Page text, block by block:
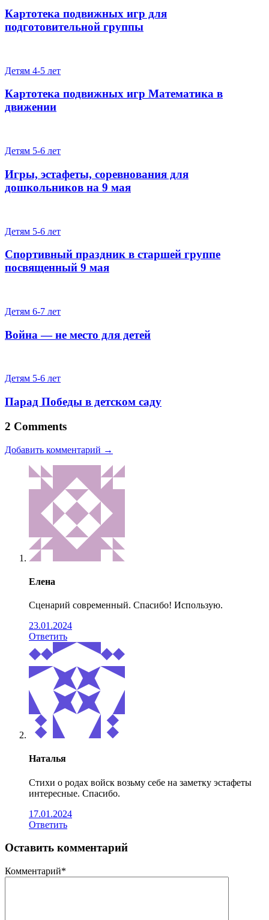
Картотека подвижных игр для
подготовительной группы
Детям 4-5 лет
Картотека подвижных игр Математика в
движении
Детям 5-6 лет
Игры, эстафеты, соревнования для
дошкольников на 9 мая
Детям 5-6 лет
Спортивный праздник в старшей группе
посвященный 9 мая
Детям 6-7 лет
Война — не место для детей
Детям 5-6 лет
Парад Победы в детском саду
2 Comments
Добавить комментарий →
Елена
Сценарий современный. Спасибо! Использую.
23.01.2024
Ответить
Наталья
Cтихи о родах войск возьму себе на заметку эстафеты
интересные. Спасибо.
17.01.2024
Ответить
Оставить комментарий
Комментарий*